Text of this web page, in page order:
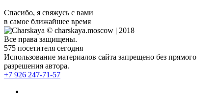
Спасибо, я свяжусь с вами
в самое ближайшее время
© charskaya.moscow | 2018
Все права защищены.
575 посетителя сегодня
Использование материалов сайта запрещено без прямого
разрешения автора.
+7 926 247-71-57